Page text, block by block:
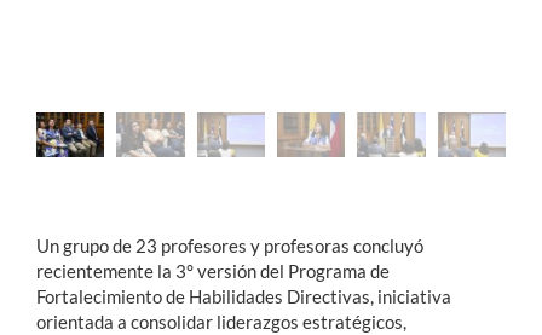
Un grupo de 23 profesores y profesoras concluyó
recientemente la 3° versión del Programa de
Fortalecimiento de Habilidades Directivas, iniciativa
orientada a consolidar liderazgos estratégicos,